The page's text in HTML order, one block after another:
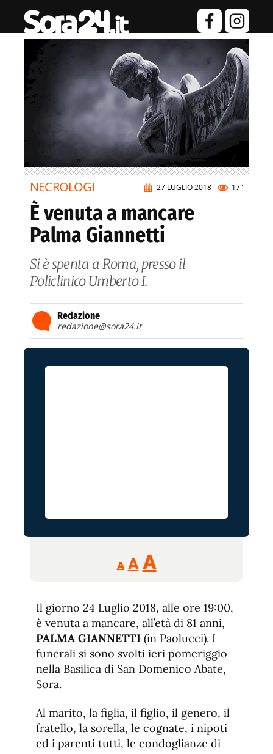
27 LUGLIO 2018 17"
NECROLOGI
È venuta a mancare
Palma Giannetti
Si è spenta a Roma, presso il
Policlinico Umberto I.
Redazione
redazione@sora24.it
A
Reducir
tamaño
A Restablecer
de
fuente
AAumentar
de
fuente.
Il giorno 24 Luglio 2018, alle ore 19:00,
è venuta a mancare, all’età di 81 anni,
PALMA GIANNETTI (in Paolucci). I
funerali si sono svolti ieri pomeriggio
nella Basilica di San Domenico Abate,
Sora.
Al marito, la figlia, il figlio, il genero, il
fratello, la sorella, le cognate, i nipoti
ed i parenti tutti, le condoglianze di